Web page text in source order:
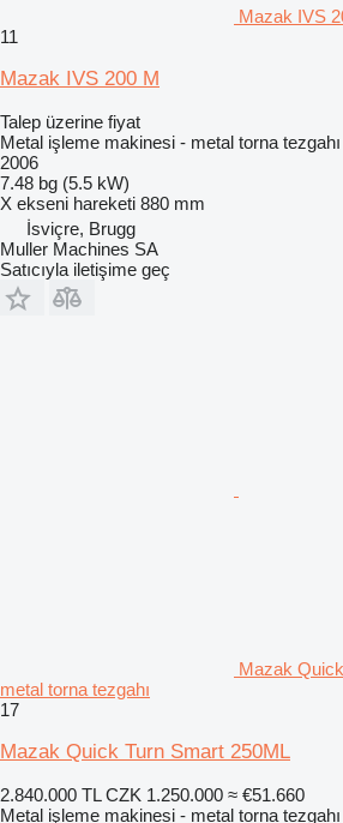
Mazak IVS
11
Mazak IVS 200 M
Talep üzerine fiyat
Metal işleme makinesi - metal torna tezgahı
2006
7.48 bg (5.5 kW)
X ekseni hareketi 880 mm
İsviçre, Brugg
Muller Machines SA
Satıcıyla iletişime geç
Mazak
metal torna tezgahı
17
Mazak Quick Turn Smart 250ML
2.840.000 TL CZK 1.250.000 ≈ €51.660
Metal işleme makinesi - metal torna tezgahı